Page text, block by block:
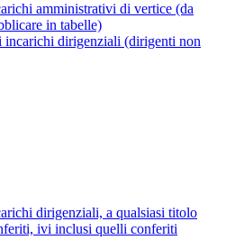
amministrativi di vertice (da
in tabelle)
incarichi dirigenziali (dirigenti non
dirigenziali, a qualsiasi titolo
ivi inclusi quelli conferiti